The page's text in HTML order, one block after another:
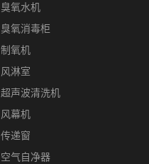
臭氧水机
臭氧消毒柜
制氧机
风淋室
超声波清洗机
风幕机
传递窗
空气自净器